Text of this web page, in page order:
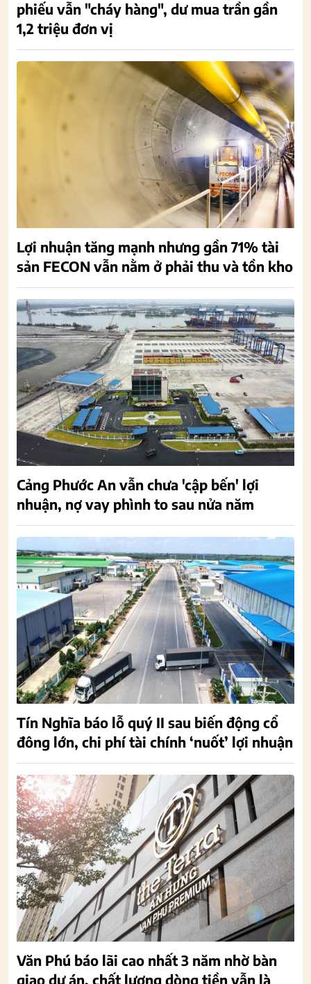
phiếu vẫn "cháy hàng", dư mua trần gần
1,2 triệu đơn vị
Lợi nhuận tăng mạnh nhưng gần 71% tài
sản FECON vẫn nằm ở phải thu và tồn kho
Cảng Phước An vẫn chưa 'cập bến' lợi
nhuận, nợ vay phình to sau nửa năm
Tín Nghĩa báo lỗ quý II sau biến động cổ
đông lớn, chi phí tài chính ‘nuốt’ lợi nhuận
Văn Phú báo lãi cao nhất 3 năm nhờ bàn
giao dự án, chất lượng dòng tiền vẫn là